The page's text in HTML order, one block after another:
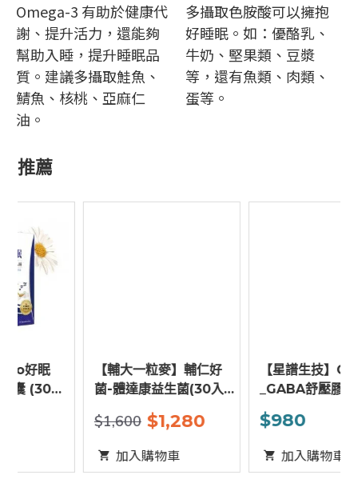
Omega-3 有助於健康代
謝、提升活力，還能夠
幫助入睡，提升睡眠品
質。建議多攝取鮭魚、
鯖魚、核桃、亞麻仁
油。
多攝取色胺酸可以擁抱
好睡眠。如：優酪乳、
牛奶、堅果類、豆漿
等，還有魚類、肉類、
蛋等。
推薦
【輔大一粒麥】輔仁好
菌-體達康益生菌(30入/
$1,280
加入購物車
【星譜生技】Go好眠
_GABA舒壓膠囊 (30顆/
$980
加入購物車